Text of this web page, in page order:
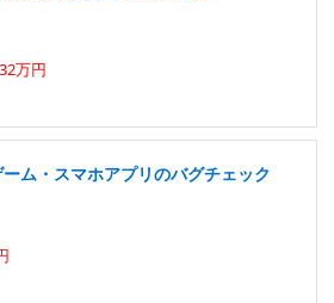
万円
ム・スマホアプリのバグチェック